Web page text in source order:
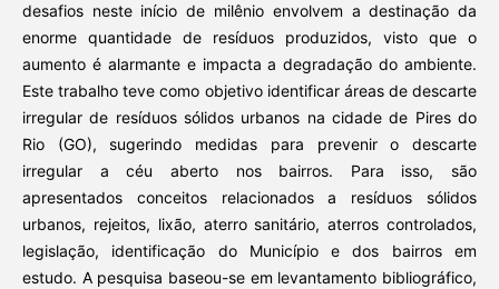
desafios neste início de milênio envolvem a destinação da
enorme quantidade de resíduos produzidos, visto que o
aumento é alarmante e impacta a degradação do ambiente.
Este trabalho teve como objetivo identificar áreas de descarte
irregular de resíduos sólidos urbanos na cidade de Pires do
Rio (GO), sugerindo medidas para prevenir o descarte
irregular a céu aberto nos bairros. Para isso, são
apresentados conceitos relacionados a resíduos sólidos
urbanos, rejeitos, lixão, aterro sanitário, aterros controlados,
legislação, identificação do Município e dos bairros em
estudo. A pesquisa baseou-se em levantamento bibliográfico,